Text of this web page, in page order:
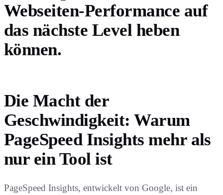
Webseiten-Performance auf
das nächste Level heben
können.
Die Macht der
Geschwindigkeit: Warum
PageSpeed Insights mehr als
nur ein Tool ist
PageSpeed Insights, entwickelt von Google, ist ein